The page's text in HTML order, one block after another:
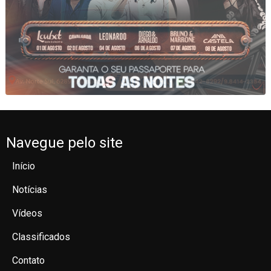
Navegue pelo site
Início
Notícias
Vídeos
Classificados
Contato